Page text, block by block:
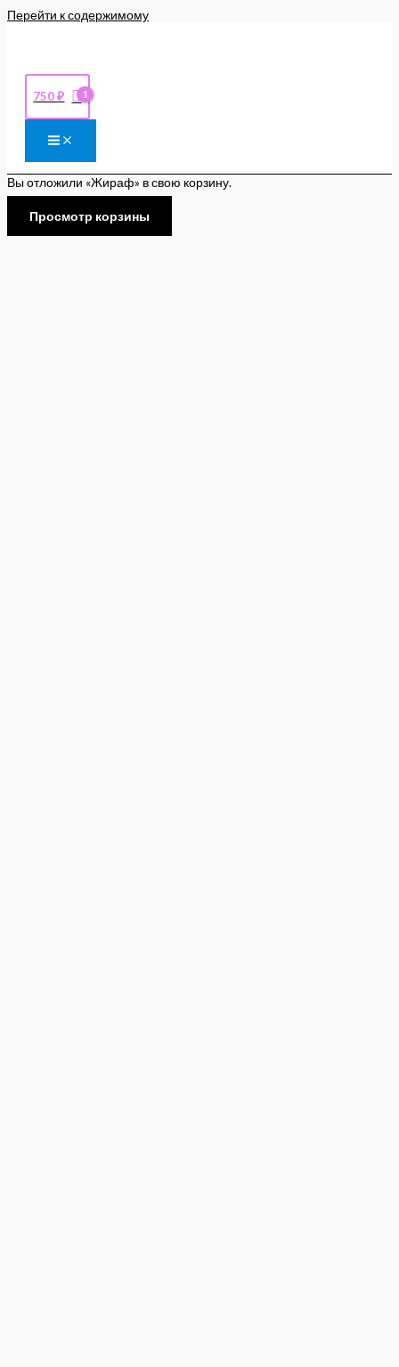
Перейти к содержимому
750₽
Вы отложили «Жираф» в свою корзину.
Просмотр корзины